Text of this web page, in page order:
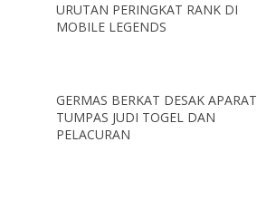
URUTAN PERINGKAT RANK DI
MOBILE LEGENDS
GERMAS BERKAT DESAK APARAT
TUMPAS JUDI TOGEL DAN
PELACURAN